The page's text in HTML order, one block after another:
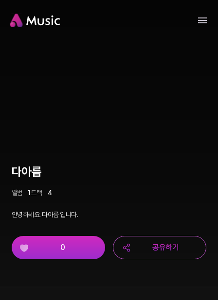
다아름
앨범 1 트랙 4
안녕하세요. 다아름 입니다.
0 공유하기